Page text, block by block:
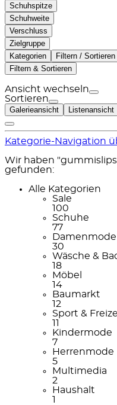
Schuhspitze
Schuhweite
Verschluss
Zielgruppe
Kategorien
Filtern / Sortieren
Filtern & Sortieren
Ansicht wechseln
Sortieren
Galerieansicht Listenansicht
Kategorie-Navigation
Wir haben
gefunden:
Alle Kategorien
Sale
100
Schuhe
77
Damenmode
30
Wäsche &
18
Möbel
14
Baumarkt
12
Sport &
11
Kindermode
7
Herrenmode
5
Multimedia
2
Haushalt
1